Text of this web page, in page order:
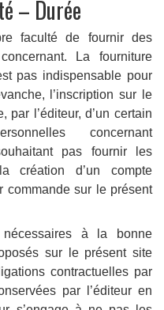
– Durée
faculté de fournir des
La fourniture
pas indispensable pour
l’inscription sur le
l’éditeur, d’un certain
concernant
pas fournir les
création d’un compte
commande sur le présent
à la bonne
sur le présent site
contractuelles par
par l’éditeur en